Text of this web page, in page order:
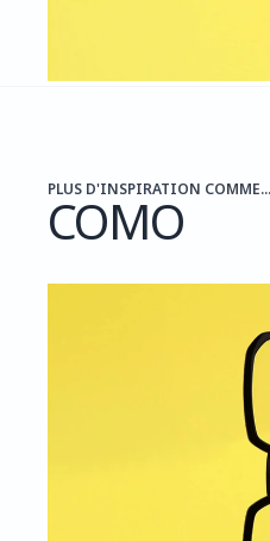
PLUS D'INSPIRATION COMME...
COMO